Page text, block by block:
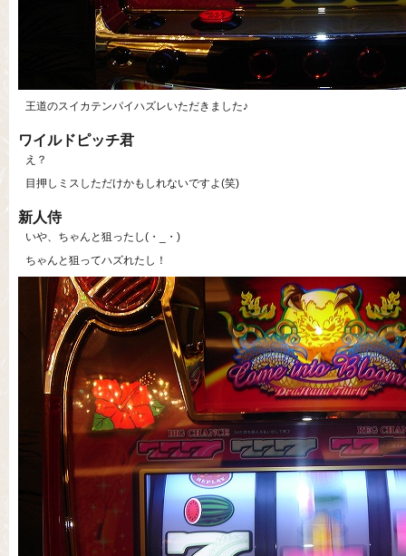
王道のスイカテンパイハズレいただきました♪
ワイルドピッチ君
え？
目押しミスしただけかもしれないですよ(笑)
新人侍
いや、ちゃんと狙ったし(・_・)
ちゃんと狙ってハズれたし！